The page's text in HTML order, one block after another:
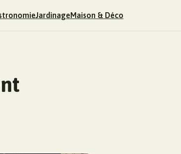
JardinageMaison & Déco